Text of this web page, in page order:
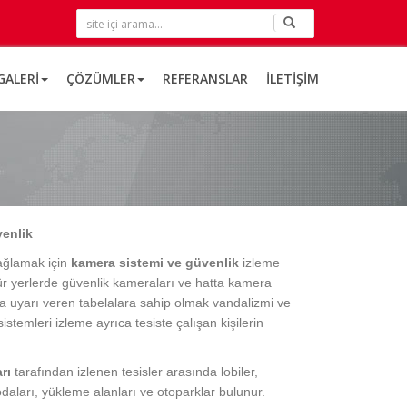
ÇÖZÜMLER REFERANSLAR İLETIŞIM
için kamera sistemi ve güvenlik izleme
yerlerde güvenlik kameraları ve hatta kamera
uyarı veren tabelalara sahip olmak vandalizmi ve
izleme ayrıca tesiste çalışan kişilerin
tarafından izlenen tesisler arasında lobiler,
yükleme alanları ve otoparklar bulunur.